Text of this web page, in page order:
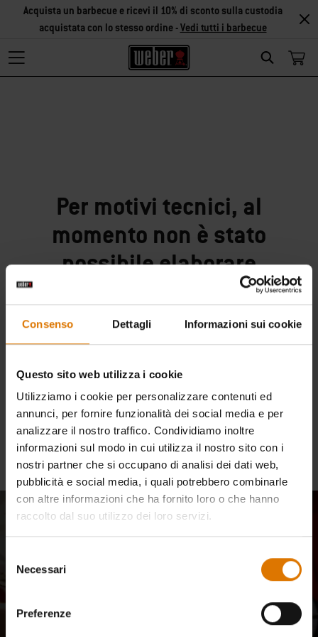
Consenso Dettagli Informazioni sui cookie
Questo sito web utilizza i cookie
Utilizziamo i cookie per personalizzare contenuti ed
annunci, per fornire funzionalità dei social media e per
analizzare il nostro traffico. Condividiamo inoltre
informazioni sul modo in cui utilizza il nostro sito con i
nostri partner che si occupano di analisi dei dati web,
pubblicità e social media, i quali potrebbero combinarle
con altre informazioni che ha fornito loro o che hanno
raccolto dal suo utilizzo dei loro servizi.
delNecessari
Preferenze
Search
Acquista un barbecue e ricevi il 10% di sconto sulla custodia
acquistata con lo stesso ordine -Vedi tutti i barbecue
Per motivi tecnici, al
momento non è stato
possibile elaborare
correttamente la tua
richiesta. Ci scusiamo per
qualsiasi inconveniente.
Continua gli acquisti
Entra a far parte della nostra
Aggiornamenti e-mail della nostra community di maestri del